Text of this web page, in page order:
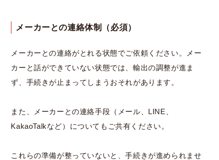
メーカーとの連絡体制（必須）
メーカーとの連絡がとれる状態でご依頼ください。メー
カーと話ができていない状態では、輸出の調整が進ま
ず、手続きが止まってしまうおそれがあります。
また、メーカーとの連絡手段（メール、LINE、
KakaoTalkなど）についてもご共有ください。
これらの準備が整っていないと、手続きが進められませ